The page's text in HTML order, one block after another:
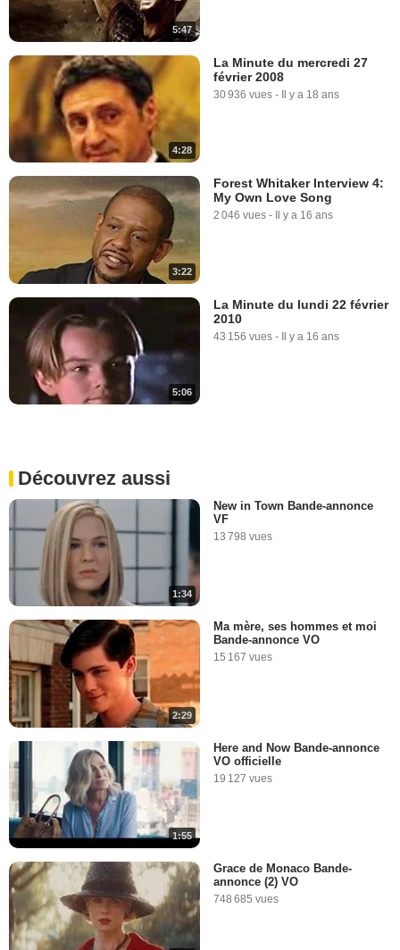
5:47
4:28
La Minute du mercredi 27
février 2008
30 936 vues - Il y a 18 ans
3:22
Forest Whitaker Interview 4:
My Own Love Song
2 046 vues - Il y a 16 ans
5:06
La Minute du lundi 22 février
2010
43 156 vues - Il y a 16 ans
Découvrez aussi
1:34
New in Town Bande-annonce
VF
13 798 vues
2:29
Ma mère, ses hommes et moi
Bande-annonce VO
15 167 vues
1:55
Here and Now Bande-annonce
VO officielle
19 127 vues
Grace de Monaco Bande-
annonce (2) VO
748 685 vues